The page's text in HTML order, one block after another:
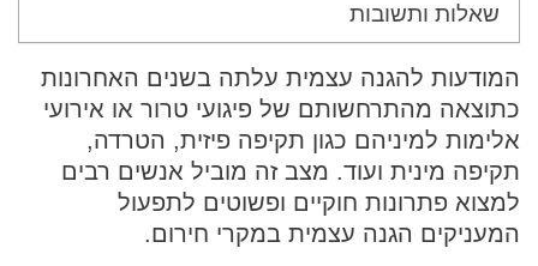
שאלות ותשובות
המודעות להגנה עצמית עלתה בשנים האחרונות
כתוצאה מהתרחשותם של פיגועי טרור או אירועי
אלימות למיניהם כגון תקיפה פיזית, הטרדה,
תקיפה מינית ועוד. מצב זה מוביל אנשים רבים
למצוא פתרונות חוקיים ופשוטים לתפעול
המעניקים הגנה עצמית במקרי חירום.